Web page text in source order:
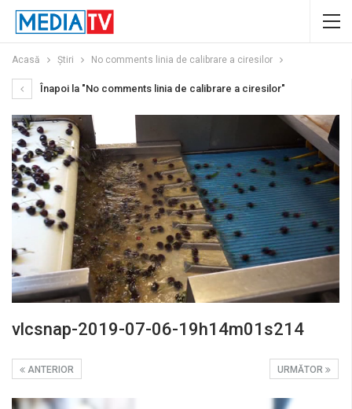
Acasă Știri No comments linia de calibrare a ciresilor
Înapoi la "No comments linia de calibrare a ciresilor"
vlcsnap-2019-07-06-19h14m01s214
URMĂTOR
ANTERIOR